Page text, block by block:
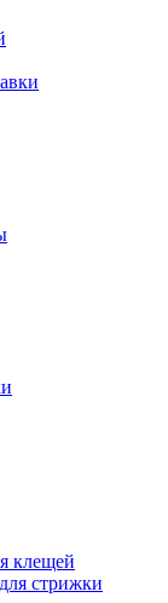
клещей
стрижки